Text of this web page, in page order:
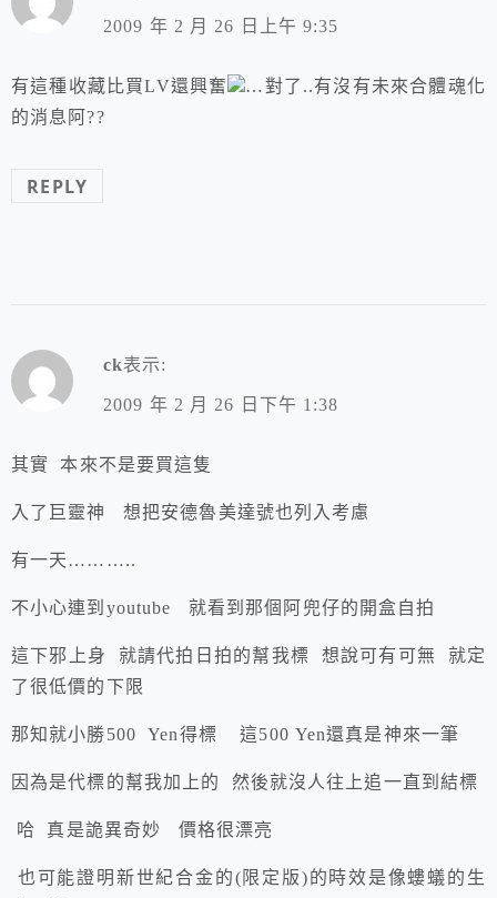
2009 年 2 月 26 日上午 9:35
有這種收藏比買LV還興奮
…對了..有沒有未來合體魂化
的消息阿??
REPLY
ck表示:
2009 年 2 月 26 日下午 1:38
其實 本來不是要買這隻
入了巨靈神 想把安德魯美達號也列入考慮
有一天………..
不小心連到youtube 就看到那個阿兜仔的開盒自拍
這下邪上身 就請代拍日拍的幫我標 想說可有可無 就定
了很低價的下限
那知就小勝500 Yen得標 這500 Yen還真是神來一筆
因為是代標的幫我加上的 然後就沒人往上追一直到結標
哈 真是詭異奇妙 價格很漂亮
也可能證明新世紀合金的(限定版)的時效是像螻蟻的生